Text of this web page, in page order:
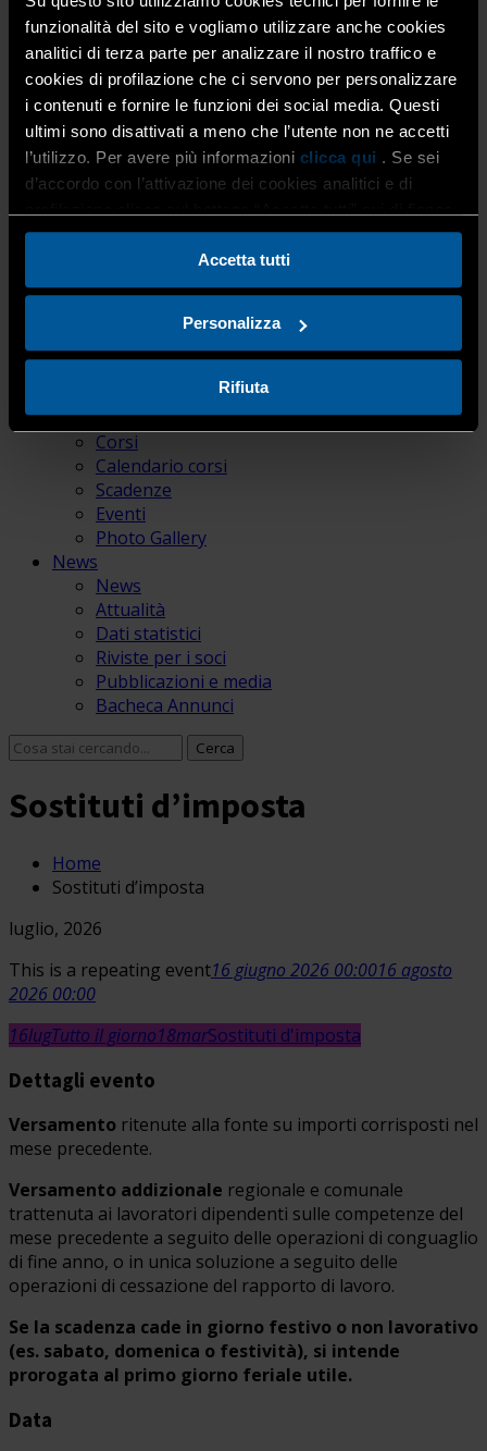
funzionalità del sito e vogliamo utilizzare anche cookies
analitici di terza parte per analizzare il nostro traffico e
cookies di profilazione che ci servono per personalizzare
i contenuti e fornire le funzioni dei social media. Questi
ultimi sono disattivati a meno che l’utente non ne accetti
l’utilizzo. Per avere più informazioni clicca qui . Se sei
d’accordo con l’attivazione dei cookies analitici e di
Accetta tutti
Personalizza
Rifiuta
Formazione
Innovazione e Competitività
Internazionalizzazione e Competitività
Paghe
Provvidenze
Relazioni Sindacali
Servizio F-GAS
Sportello CAIT
Caaf e Isee
Colf e Badanti
Energia e Gas Domestico
Pensioni e Previdenza
Provvidenze
Corsi / Eventi
Corsi
Calendario corsi
Scadenze
Eventi
Photo Gallery
News
News
Attualità
Dati statistici
Riviste per i soci
Pubblicazioni e media
Bacheca Annunci
Sostituti d’imposta
Home
Sostituti d’imposta
luglio, 2026
This is a repeating event16 giugno 2026 00:0016 agosto
2026 00:00
16lugTutto il giorno18marSostituti d'imposta
Dettagli evento
Versamento ritenute alla fonte su importi corrisposti nel
mese precedente.
Versamento addizionale regionale e comunale
trattenuta ai lavoratori dipendenti sulle competenze del
mese precedente a seguito delle operazioni di conguaglio
di fine anno, o in unica soluzione a seguito delle
operazioni di cessazione del rapporto di lavoro.
Se la scadenza cade in giorno festivo o non lavorativo
(es. sabato, domenica o festività), si intende
prorogata al primo giorno feriale utile.
Data